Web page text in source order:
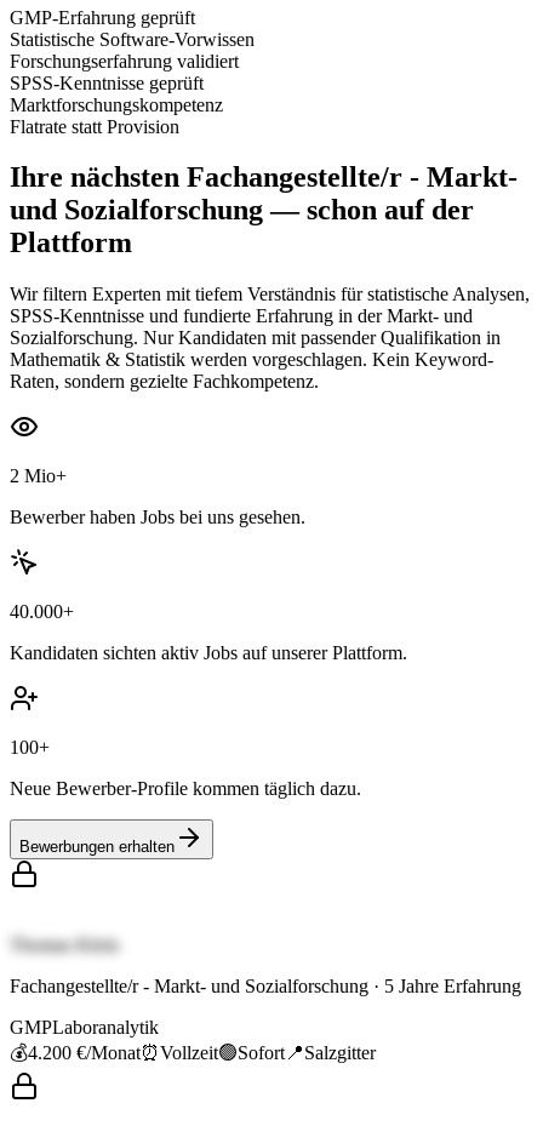
GMP-Erfahrung geprüft
Statistische Software-Vorwissen
Forschungserfahrung validiert
SPSS-Kenntnisse geprüft
Marktforschungskompetenz
Flatrate statt Provision
Ihre nächsten Fachangestellte/r - Markt-
und Sozialforschung— schon auf der
Plattform
Wir filtern Experten mit tiefem Verständnis für statistische Analysen,
SPSS-Kenntnisse und fundierte Erfahrung in der Markt- und
Sozialforschung. Nur Kandidaten mit passender Qualifikation in
Mathematik & Statistik werden vorgeschlagen. Kein Keyword-
Raten, sondern gezielte Fachkompetenz.
2 Mio+
Bewerber haben Jobs bei uns gesehen.
40.000+
Kandidaten sichten aktiv Jobs auf unserer Plattform.
100+
Neue Bewerber-Profile kommen täglich dazu.
Bewerbungen erhalten
Thomas Klein
Fachangestellte/r - Markt- und Sozialforschung · 5 Jahre Erfahrung
GMPLaboranalytik
💰4.200 €/Monat⏰Vollzeit🟢Sofort 📍Salzgitter